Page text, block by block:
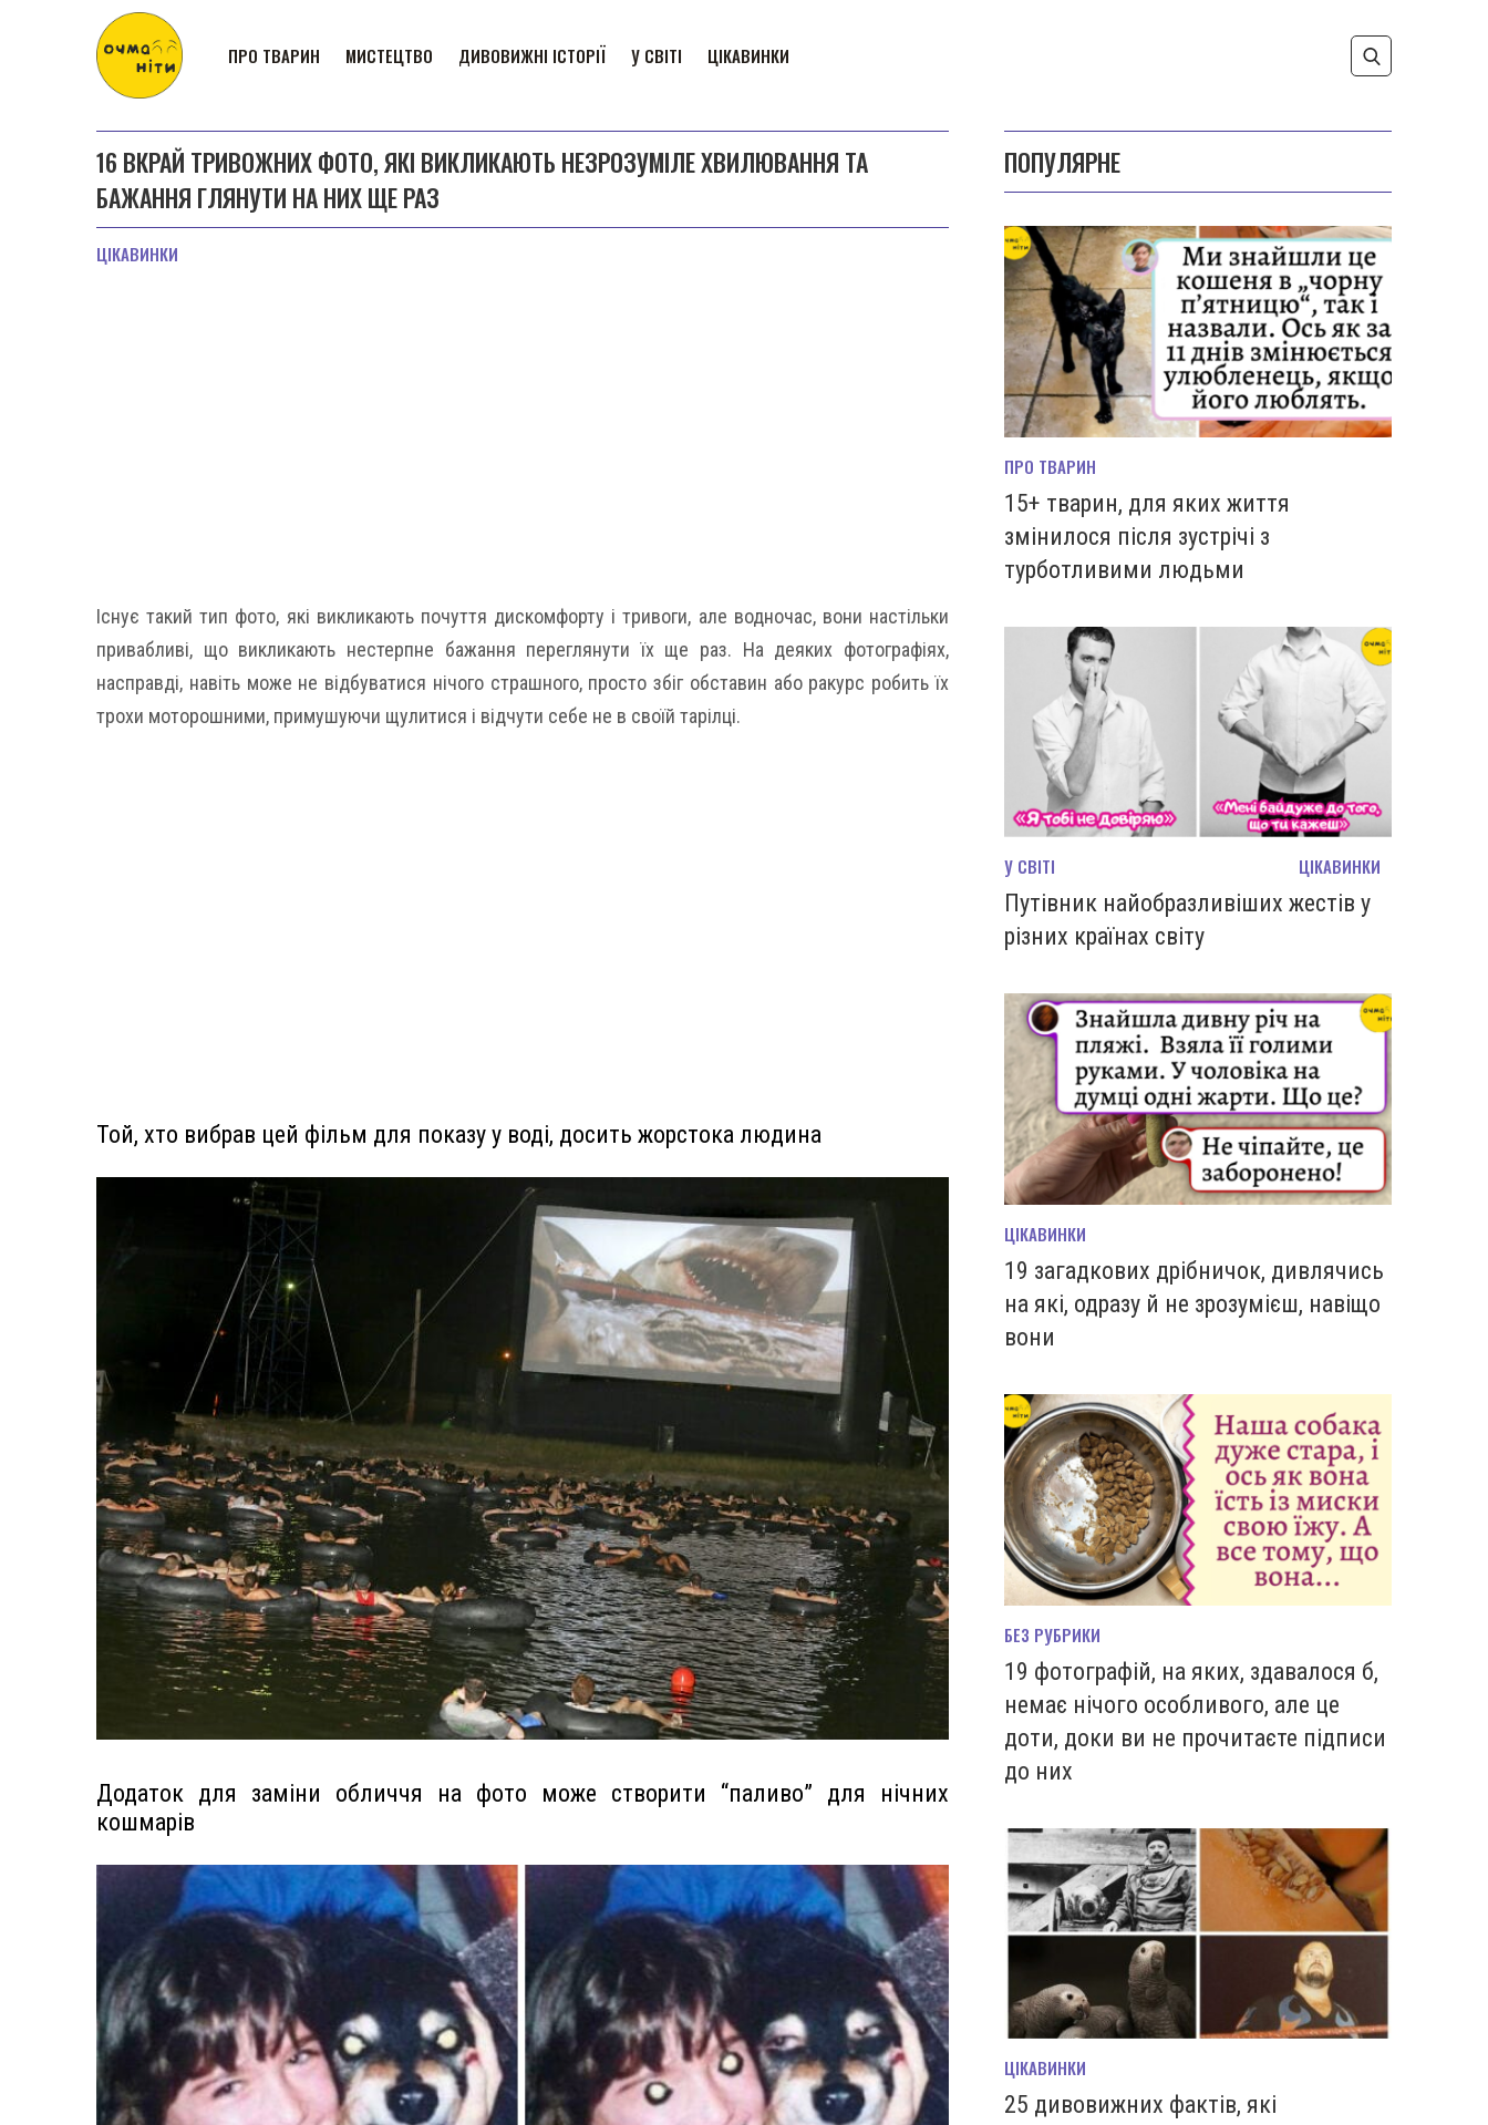
ПРО ТВАРИН МИСТЕЦТВО ДИВОВИЖНІ ІСТОРІЇ У СВІТІ ЦІКАВИНКИ
16 ВКРАЙ ТРИВОЖНИХ ФОТО, ЯКІ ВИКЛИКАЮТЬ НЕЗРОЗУМІЛЕ ХВИЛЮВАННЯ ТА
БАЖАННЯ ГЛЯНУТИ НА НИХ ЩЕ РАЗ
ЦІКАВИНКИ
Існує такий тип фото, які викликають почуття дискомфорту і тривоги, але водночас, вони настільки
привабливі, що викликають нестерпне бажання переглянути їх ще раз. На деяких фотографіях,
насправді, навіть може не відбуватися нічого страшного, просто збіг обставин або ракурс робить їх
трохи моторошними, примушуючи щулитися і відчути себе не в своїй тарілці.
Той, хто вибрав цей фільм для показу у воді, досить жорстока людина
Додаток для заміни обличчя на фото може створити “паливо” для нічних
кошмарів
ПОПУЛЯРНЕ
ПРО ТВАРИН
15+ тварин, для яких життя
змінилося після зустрічі з
турботливими людьми
У СВІТІ ЦІКАВИНКИ
Путівник найобразливіших жестів у
різних країнах світу
ЦІКАВИНКИ
19 загадкових дрібничок, дивлячись
на які, одразу й не зрозумієш, навіщо
вони
БЕЗ РУБРИКИ
19 фотографій, на яких, здавалося б,
немає нічого особливого, але це
доти, доки ви не прочитаєте підписи
до них
ЦІКАВИНКИ
25 дивовижних фактів, які